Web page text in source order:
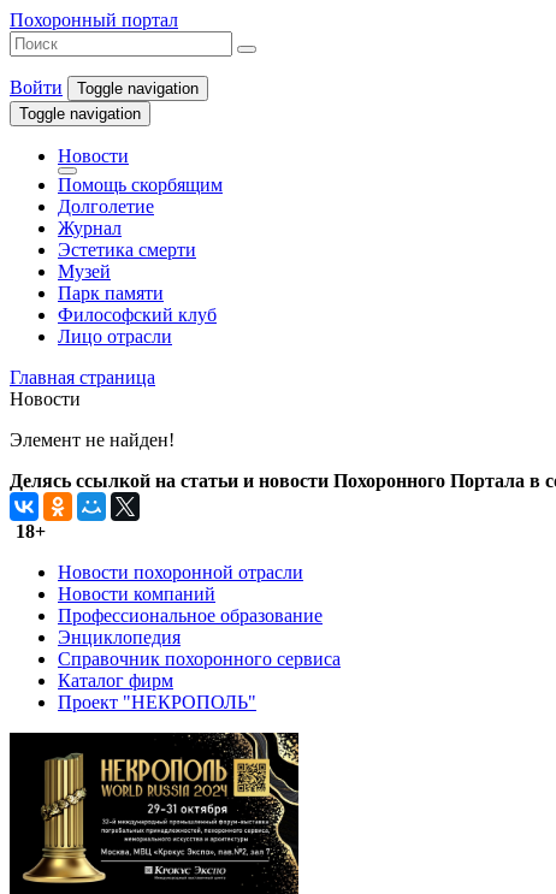
Похоронный портал
Войти
Toggle navigation
Toggle navigation
Новости
Помощь скорбящим
Долголетие
Журнал
Эстетика смерти
Музей
Парк памяти
Философский клуб
Лицо отрасли
Главная страница
Новости
Элемент не найден!
Делясь ссылкой на статьи и новости Похоронного Портала в
18+
Новости похоронной отрасли
Новости компаний
Профессиональное образование
Энциклопедия
Справочник похоронного сервиса
Каталог фирм
Проект "НЕКРОПОЛЬ"